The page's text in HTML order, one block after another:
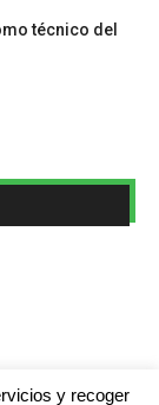
técnico del
y recoger